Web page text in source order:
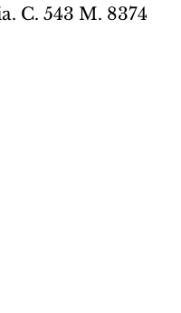
C. 543 M. 8374